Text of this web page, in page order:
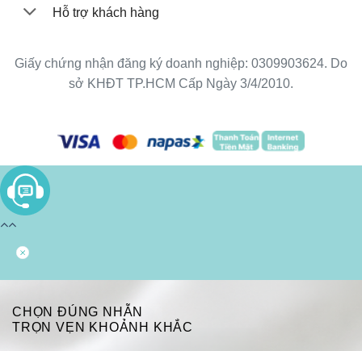
Hỗ trợ khách hàng
Giấy chứng nhận đăng ký doanh nghiệp: 0309903624. Do
sở KHĐT TP.HCM Cấp Ngày 3/4/2010.
CHỌN ĐÚNG NHẪN
TRỌN VẸN KHOẢNH KHẮC